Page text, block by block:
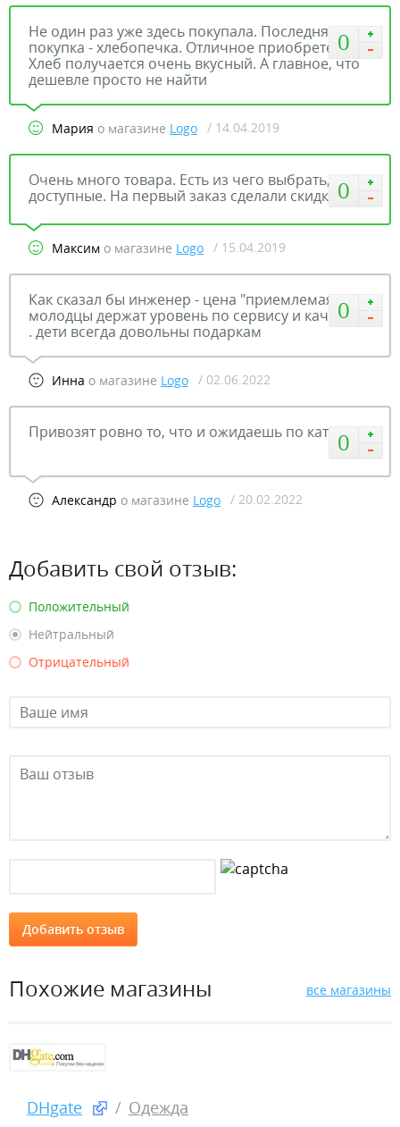
0
Не один раз уже здесь покупала. Последняя
покупка - хлебопечка. Отличное приобретение!
Хлеб получается очень вкусный. А главное, что
дешевле просто не найти
Мария о магазине Logo / 14.04.2019
0
Очень много товара. Есть из чего выбрать, цены
доступные. На первый заказ сделали скидку
Максим о магазине Logo / 15.04.2019
0
Как сказал бы инженер - цена "приемлемая",
молодцы держат уровень по сервису и качеству
. дети всегда довольны подаркам
Инна о магазине Logo / 02.06.2022
0
Привозят ровно то, что и ожидаешь по каталогу
Александр о магазине Logo / 20.02.2022
Добавить свой отзыв:
Положительный
Нейтральный
Отрицательный
Похожие магазины все магазины
DHgate Одежда